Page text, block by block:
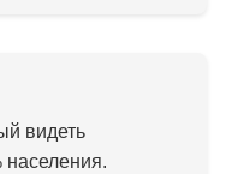
видеть
населения.